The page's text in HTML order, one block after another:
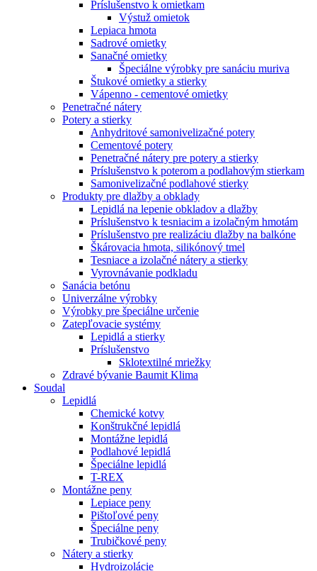
Príslušenstvo k omietkam
Výstuž omietok
Lepiaca hmota
Sadrové omietky
Sanačné omietky
Špeciálne výrobky pre sanáciu muriva
Štukové omietky a stierky
Vápenno - cementové omietky
Penetračné nátery
Potery a stierky
Anhydritové samonivelizačné potery
Cementové potery
Penetračné nátery pre potery a stierky
Príslušenstvo k poterom a podlahovým stierkam
Samonivelizačné podlahové stierky
Produkty pre dlažby a obklady
Lepidlá na lepenie obkladov a dlažby
Príslušenstvo k tesniacim a izolačným hmotám
Príslušenstvo pre realizáciu dlažby na balkóne
Škárovacia hmota, silikónový tmel
Tesniace a izolačné nátery a stierky
Vyrovnávanie podkladu
Sanácia betónu
Univerzálne výrobky
Výrobky pre špeciálne určenie
Zatepľovacie systémy
Lepidlá a stierky
Príslušenstvo
Sklotextilné mriežky
Zdravé bývanie Baumit Klima
Soudal
Lepidlá
Chemické kotvy
Konštrukčné lepidlá
Montážne lepidlá
Podlahové lepidlá
Špeciálne lepidlá
T-REX
Montážne peny
Lepiace peny
Pištoľové peny
Špeciálne peny
Trubičkové peny
Nátery a stierky
Hydroizolácie